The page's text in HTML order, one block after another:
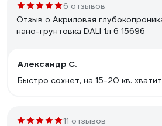
6 отзывов
Отзыв о Акриловая
нано-грунтовка DALI 1л 6 15696
Александр С.
Быстро сохнет, на 15-20 кв.
11 отзывов